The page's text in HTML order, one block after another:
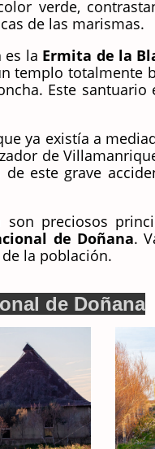
verde,
de las marismas.
es la Ermita de la
templo totalmente
Este
ya existía a
de
de este grave
son preciosos
de Doñana.
la población.
de Doñana